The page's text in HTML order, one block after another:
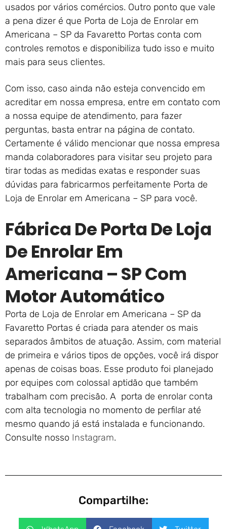
usados por vários comércios. Outro ponto que vale
a pena dizer é que Porta de Loja de Enrolar em
Americana – SP da Favaretto Portas conta com
controles remotos e disponibiliza tudo isso e muito
mais para seus clientes.
Com isso, caso ainda não esteja convencido em
acreditar em nossa empresa, entre em contato com
a nossa equipe de atendimento, para fazer
perguntas, basta entrar na página de contato.
Certamente é válido mencionar que nossa empresa
manda colaboradores para visitar seu projeto para
tirar todas as medidas exatas e responder suas
dúvidas para fabricarmos perfeitamente Porta de
Loja de Enrolar em Americana – SP para você.
Fábrica De Porta De Loja
De Enrolar Em
Americana – SP Com
Motor Automático
Porta de Loja de Enrolar em Americana – SP da
Favaretto Portas é criada para atender os mais
separados âmbitos de atuação. Assim, com material
de primeira e vários tipos de opções, você irá dispor
apenas de coisas boas. Esse produto foi planejado
por equipes com colossal aptidão que também
trabalham com precisão. A porta de enrolar conta
com alta tecnologia no momento de perfilar até
mesmo quando já está instalada e funcionando.
Consulte nosso Instagram.
Compartilhe: